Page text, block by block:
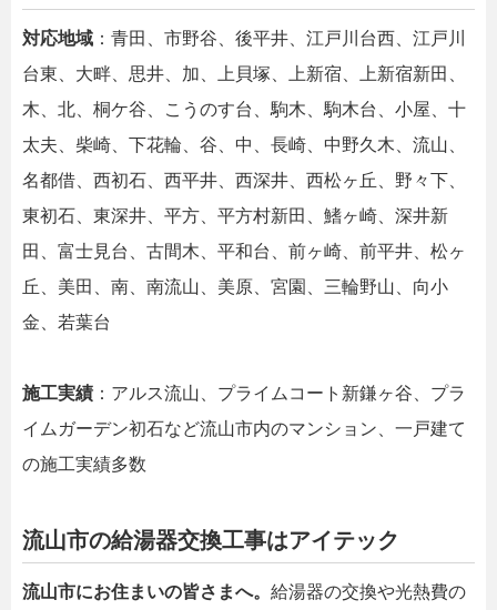
対応地域 ：青田、市野谷、後平井、江戸川台西、江戸川
台東、大畔、思井、加、上貝塚、上新宿、上新宿新田、
木、北、桐ケ谷、こうのす台、駒木、駒木台、小屋、十
太夫、柴崎、下花輪、谷、中、長崎、中野久木、流山、
名都借、西初石、西平井、西深井、西松ヶ丘、野々下、
東初石、東深井、平方、平方村新田、鰭ヶ崎、深井新
田、富士見台、古間木、平和台、前ヶ崎、前平井、松ヶ
丘、美田、南、南流山、美原、宮園、三輪野山、向小
金、若葉台
施工実績 ：アルス流山、プライムコート新鎌ヶ谷、プラ
イムガーデン初石など流山市内のマンション、一戸建て
の施工実績多数
流山市の給湯器交換工事はアイテック
流山市にお住まいの皆さまへ。 給湯器の交換や光熱費の